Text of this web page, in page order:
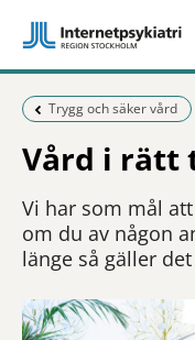
Föregående sida:
Trygg och säker vård
Vård i rätt
Vi har som mål
om du av någon
länge så gäller